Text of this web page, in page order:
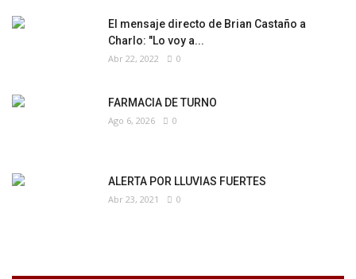
El mensaje directo de Brian Castaño a
Charlo: "Lo voy a...
Abr 22, 2022 0
FARMACIA DE TURNO
Ago 6, 2026 0
ALERTA POR LLUVIAS FUERTES
Abr 23, 2021 0